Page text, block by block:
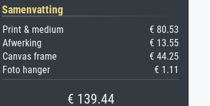
Samenvatting
Print & medium
€ 80.53
Afwerking
€ 13.55
Canvas frame
€ 44.25
Foto hanger
€ 1.11
€ 139.44